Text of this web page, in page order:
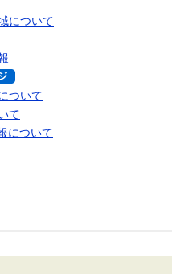
について
ついて
て
について